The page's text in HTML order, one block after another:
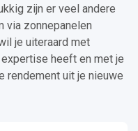
zijn er veel andere
via zonnepanelen
je uiteraard met
heeft en met je
rendement uit je nieuwe